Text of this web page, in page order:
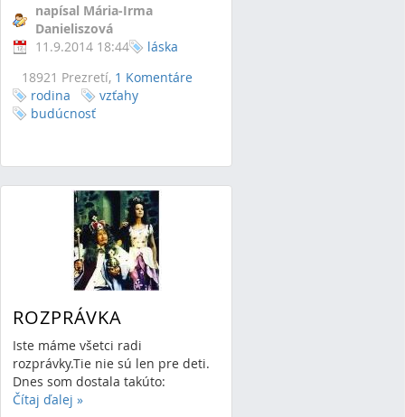
napísal Mária-Irma
Danieliszová
11.9.2014 18:44
18921 Prezretí, 1 Komentáre
láska
rodina
vzťahy
budúcnosť
ROZPRÁVKA
Iste máme všetci radi
rozprávky.Tie nie sú len pre deti.
Dnes som dostala takúto:
Čítaj ďalej »